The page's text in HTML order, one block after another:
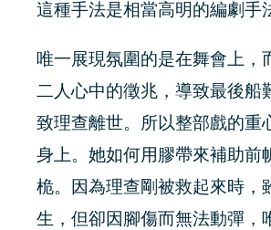
這種手法是相當高明的編劇手
唯一展現氛圍的是在舞會上，
二人心中的徵兆，導致最後船
致理查離世。所以整部戲的重
身上。她如何用膠帶來補助前
桅。因為理查剛被救起來時，
生，但卻因腳傷而無法動彈，